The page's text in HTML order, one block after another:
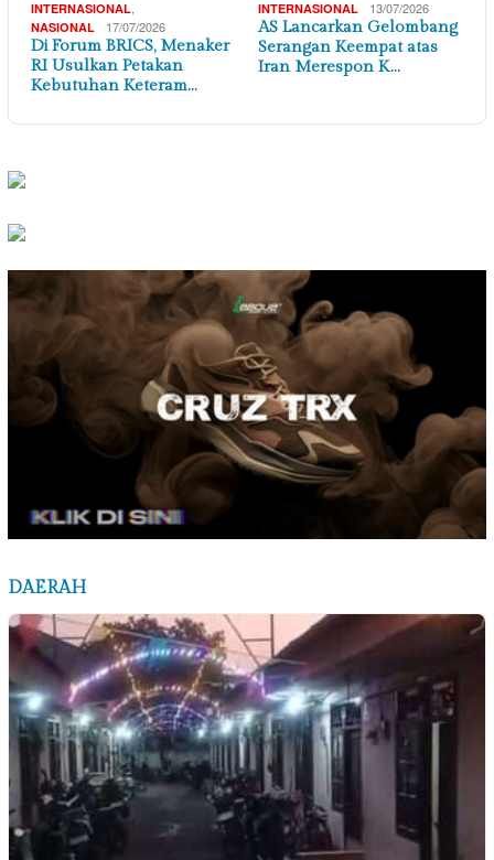
INTERNASIONAL
NASIONAL 17/07/2026
Di Forum BRICS, Menaker
RI Usulkan Petakan
Kebutuhan Keteram…
INTERNASIONAL 13/07/2026
AS Lancarkan Gelombang
Serangan Keempat atas
Iran Merespon K…
DAERAH